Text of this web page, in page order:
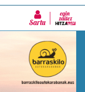
Sartu